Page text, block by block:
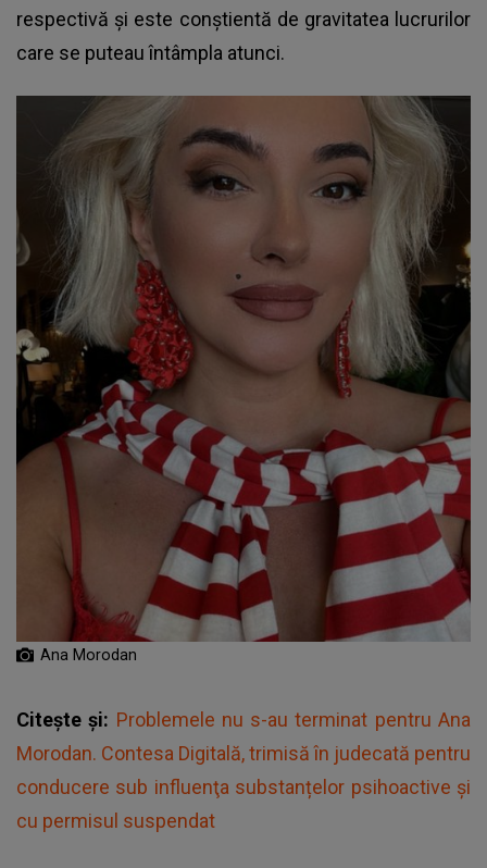
respectivă şi este conștientă de gravitatea lucrurilor
care se puteau întâmpla atunci.
Ana Morodan
Citește și: Problemele nu s-au terminat pentru Ana
Morodan. Contesa Digitală, trimisă în judecată pentru
conducere sub influenţa substanțelor psihoactive şi
cu permisul suspendat